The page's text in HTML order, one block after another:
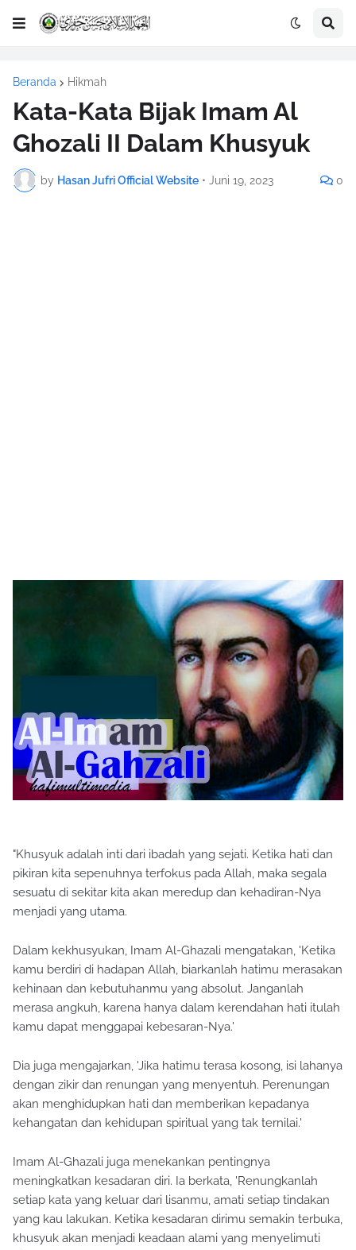
Beranda Hikmah
Kata-Kata Bijak Imam Al
Ghozali II Dalam Khusyuk
by Hasan Jufri Official Website • Juni 19, 2023 0
"Khusyuk adalah inti dari ibadah yang sejati. Ketika hati dan
pikiran kita sepenuhnya terfokus pada Allah, maka segala
sesuatu di sekitar kita akan meredup dan kehadiran-Nya
menjadi yang utama.
Dalam kekhusyukan, Imam Al-Ghazali mengatakan, 'Ketika
kamu berdiri di hadapan Allah, biarkanlah hatimu merasakan
kehinaan dan kebutuhanmu yang absolut. Janganlah
merasa angkuh, karena hanya dalam kerendahan hati itulah
kamu dapat menggapai kebesaran-Nya.'
Dia juga mengajarkan, 'Jika hatimu terasa kosong, isi lahanya
dengan zikir dan renungan yang menyentuh. Perenungan
akan menghidupkan hati dan memberikan kepadanya
kehangatan dan kehidupan spiritual yang tak ternilai.'
Imam Al-Ghazali juga menekankan pentingnya
meningkatkan kesadaran diri. Ia berkata, 'Renungkanlah
setiap kata yang keluar dari lisanmu, amati setiap tindakan
yang kau lakukan. Ketika kesadaran dirimu semakin terbuka,
khusyuk akan menjadi keadaan alami yang menyelimuti